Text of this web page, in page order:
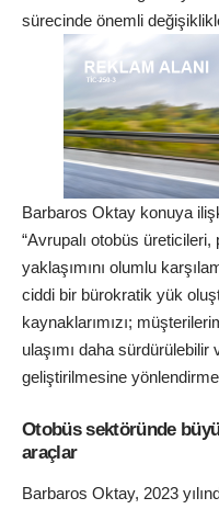
sürecinde önemli
Barbaros Oktay konuya
“Avrupalı otobüs üreticileri,
yaklaşımını olumlu
ciddi bir bürokratik yük
kaynaklarımızı;
ulaşımı daha
geliştirilmesine
Otobüs sektöründe
araçlar
Barbaros Oktay, 2023